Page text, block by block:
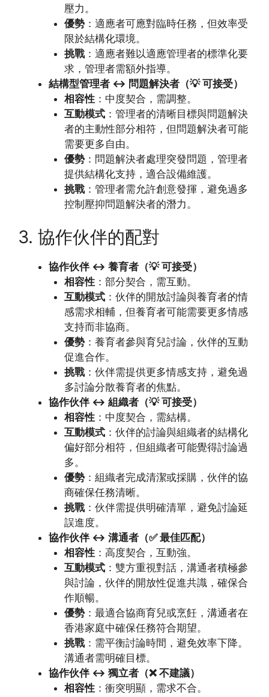
壓力。
優勢：適應者可應對臨時任務，但效率受
限於結構化環境。
挑戰：適應者難以適應管理者的標準化要
求，管理者需額外指導。
結構型管理者 ↔ 問題解決者（💡 可接受）
相容性：中度契合，需調整。
互動模式：管理者的清晰目標與問題解決
者的主動性部分相符，但問題解決者可能
需要更多自由。
優勢：問題解決者處理突發問題，管理者
提供結構化支持，適合設備維護。
挑戰：管理者需允許創意發揮，避免過多
控制壓抑問題解決者的潛力。
3. 協作伙伴的配對
協作伙伴 ↔ 養育者（💡 可接受）
相容性：部分契合，需互動。
互動模式：伙伴的開放討論與養育者的情
感需求相輔，但養育者可能需要更多情感
支持而非協商。
優勢：養育者參與育兒討論，伙伴的互動
促進合作。
挑戰：伙伴需提供更多情感支持，避免過
多討論分散養育者的焦點。
協作伙伴 ↔ 組織者（💡 可接受）
相容性：中度契合，需結構。
互動模式：伙伴的討論與組織者的結構化
偏好部分相符，但組織者可能覺得討論過
多。
優勢：組織者完成清潔或採購，伙伴的協
商確保任務清晰。
挑戰：伙伴需提供明確清單，避免討論延
誤進度。
協作伙伴 ↔ 溝通者（✅ 最佳匹配）
相容性：高度契合，互動強。
互動模式：雙方重視對話，溝通者積極參
與討論，伙伴的開放性促進共識，確保合
作順暢。
優勢：最適合協商育兒或烹飪，溝通者在
香港家庭中確保任務符合期望。
挑戰：需平衡討論時間，避免效率下降。
溝通者需明確目標。
協作伙伴 ↔ 獨立者（❌ 不建議）
相容性：衝突明顯，需求不合。